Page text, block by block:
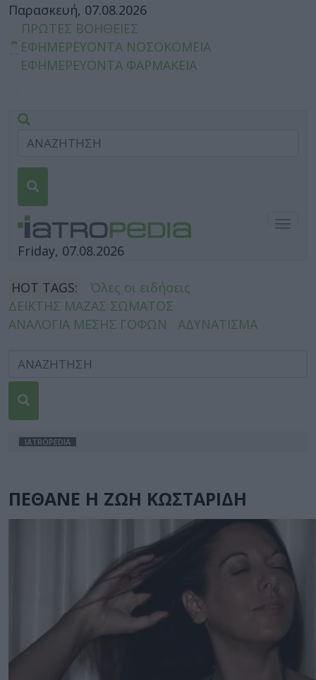
Παρασκευή, 07.08.2026
ΠΡΩΤΕΣ ΒΟΗΘΕΙΕΣ
ΕΦΗΜΕΡΕΥΟΝΤΑ ΝΟΣΟΚΟΜΕΙΑ
ΕΦΗΜΕΡΕΥΟΝΤΑ ΦΑΡΜΑΚΕΙΑ
Friday, 07.08.2026
HOT TAGS:
Όλες οι ειδήσεις
ΔΕΙΚΤΗΣ ΜΑΖΑΣ ΣΩΜΑΤΟΣ
ΑΝΑΛΟΓΙΑ ΜΕΣΗΣ ΓΟΦΩΝ
ΑΔΥΝΑΤΙΣΜΑ
IATROPEDIA
ΠΕΘΑΝΕ Η ΖΩΗ ΚΩΣΤΑΡΙΔΗ